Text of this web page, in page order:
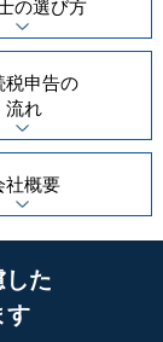
の選び方
税申告の
流れ
社概要
した
す